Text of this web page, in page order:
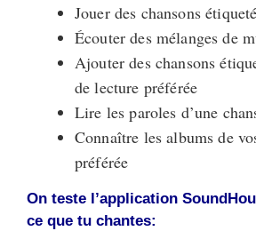
Jouer des chansons
Écouter des mélanges de
Ajouter des chansons
de lecture préférée
Lire les paroles d’une
Connaître les albums de
préférée
On teste l’application
ce que tu chantes: